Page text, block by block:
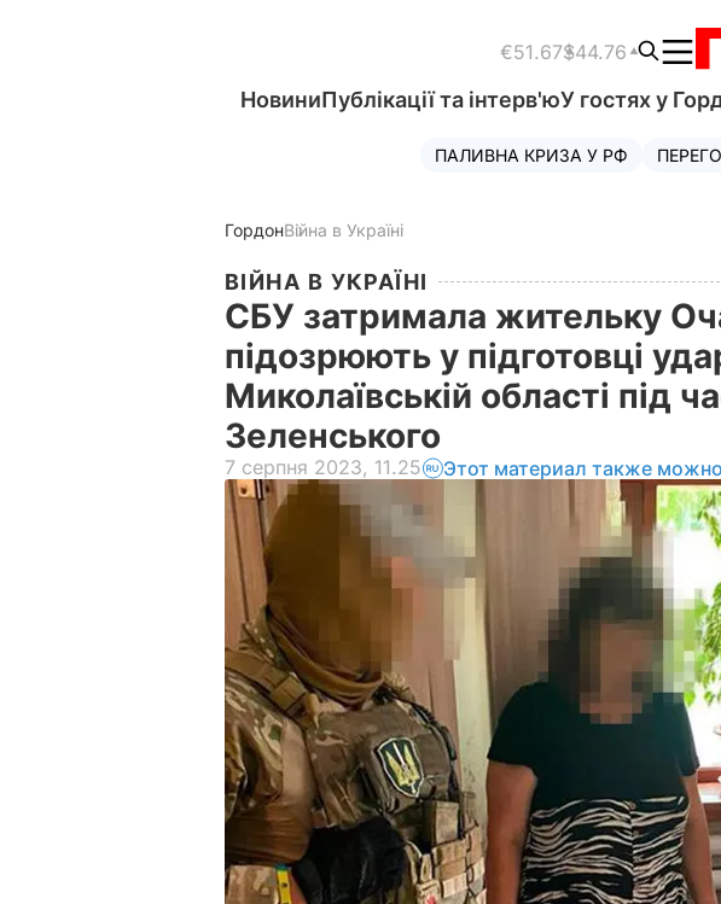
€51.67$44.76
НовиниПублікації та інтерв'юУ гостях у
ПАЛИВНА КРИЗА У РФ
ГордонВійна в Україні
ВІЙНА В УКРАЇНІ
СБУ затримала жительку
підозрюють у підготовці
Миколаївській області під
Зеленського
7 серпня 2023, 11.25 Этот материал также